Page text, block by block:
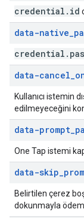
credential . id
data-native_
credential .
data-cancel_
Kullanıcı istemin
edilmeyeceğini
data-prompt_
One Tap istemi
data-skip_
Belirtilen çerez
dokunmayla